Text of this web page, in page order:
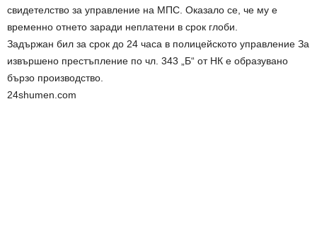
свидетелство за управление на МПС. Оказало се, че му е
временно отнето заради неплатени в срок глоби.
Задържан бил за срок до 24 часа в полицейското управление За
извършено престъпление по чл. 343 „Б“ от НК е образувано
бързо производство.
24shumen.com